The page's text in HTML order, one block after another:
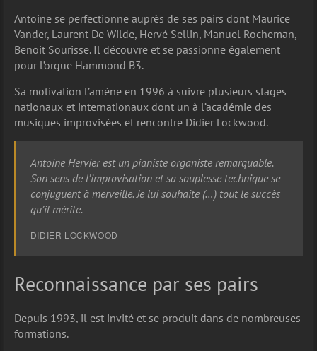
Antoine se perfectionne auprès de ses pairs dont Maurice
Vander, Laurent De Wilde, Hervé Sellin, Manuel Rocheman,
Benoit Sourisse. Il découvre et se passionne également
pour l’orgue Hammond B3.
Sa motivation l’amène en 1996 à suivre plusieurs stages
nationaux et internationaux dont un à l’académie des
musiques improvisées et rencontre Didier Lockwood.
Antoine Hervier est un pianiste organiste remarquable.
Son sens de l’improvisation et sa souplesse technique se
conjuguent à merveille. Je lui souhaite (…) tout le succès
qu’il mérite.
DIDIER LOCKWOOD
Reconnaissance par ses pairs
Depuis 1993, il est invité et se produit dans de nombreuses
formations.